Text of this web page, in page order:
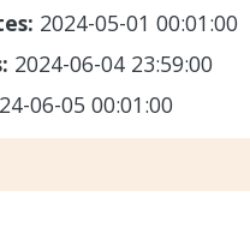
2024-05-01 00:01:00
2024-06-04 23:59:00
06-05 00:01:00